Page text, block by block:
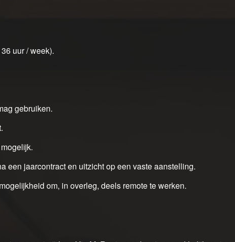
uur / week).
gebruiken.
een jaarcontract en uitzicht op een vaste aanstelling.
om, in overleg, deels remote te werken.